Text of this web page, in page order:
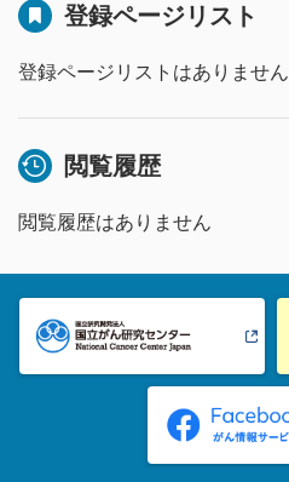
登録ページリスト
登録ページリストはありません
閲覧履歴
閲覧履歴はありません